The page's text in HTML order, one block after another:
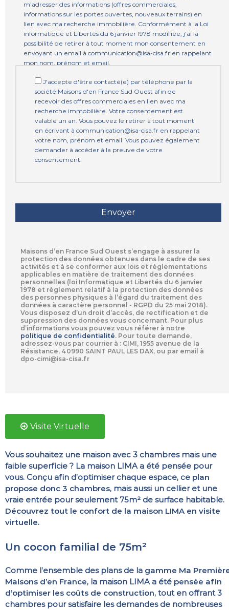
m'adresser des informations (offres commerciales,
informations sur les portes ouvertes, nouveaux terrains) en
lien avec ma recherche immobilière. Conformément à la Loi
informatique et Libertés du 6 janvier 1978 modifiée, j'ai la
possibilité de retirer à tout moment mon consentement en
envoyant un email à communication@isa-cisa.fr en rappelant
mon nom, prénom et email.
J'accepte d'être contacté(e) par téléphone par la
société Maisons d'en France Sud Ouest afin de
recevoir des offres commerciales en lien avec ma
recherche immobilière. Votre consentement est
valable un an. Vous pouvez le retirer à tout moment
en écrivant à communication@isa-cisa.fr en rappelant
votre nom, prénom et email. Vous pouvez également
demander à accéder à la preuve de votre
consentement.
Maisons d’en France Sud Ouest s’engage à assurer la
protection des données obtenues dans le cadre de ses
activités et à se conformer aux lois et réglementations
applicables en matière de traitement des données
personnelles (loi Informatique et Libertés du 6 janvier
1978 et règlement relatif à la protection des données
des personnes physiques à l’égard du traitement des
données à caractère personnel - RGPD du 25 mai 2018).
Vous disposez d’un droit d’accès, de rectification et de
suppression des données vous concernant. Pour plus
d’informations vous pouvez vous référer à notre
politique de confidentialité. Pour toute demande,
adressez-vous par courrier à : CIMI, 1955 avenue de la
Résistance, 40990 SAINT PAUL LES DAX, ou par email à
dpo-cimi@isa-cisa.fr
Visite Virtuelle
Vous souhaitez une maison avec 3 chambres mais une
faible superficie ? La maison LIMA a été pensée pour
vous. Conçu afin d’optimiser chaque espace, ce plan
propose donc 3 chambres, mais aussi un cellier et une
vraie entrée pour seulement 75m² de surface habitable.
Découvrez tout le confort de la maison LIMA en visite
virtuelle.
Un cocon familial de 75m²
Comme l’ensemble des plans de la gamme Ma
Maisons d’en France, la maison LIMA a été pensée afin
d’optimiser les coûts de construction, tout en offrant 3
chambres pour satisfaire les demandes de nombreuses